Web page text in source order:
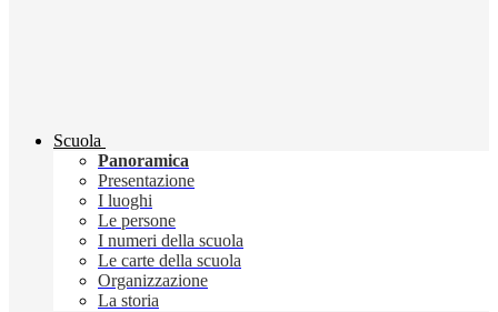
Scuola
Panoramica
Presentazione
I luoghi
Le persone
I numeri della scuola
Le carte della scuola
Organizzazione
La storia